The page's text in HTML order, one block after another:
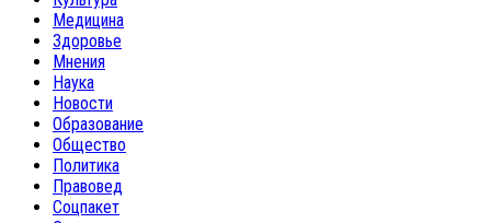
Медицина
Здоровье
Мнения
Наука
Новости
Образование
Общество
Политика
Правовед
Соцпакет